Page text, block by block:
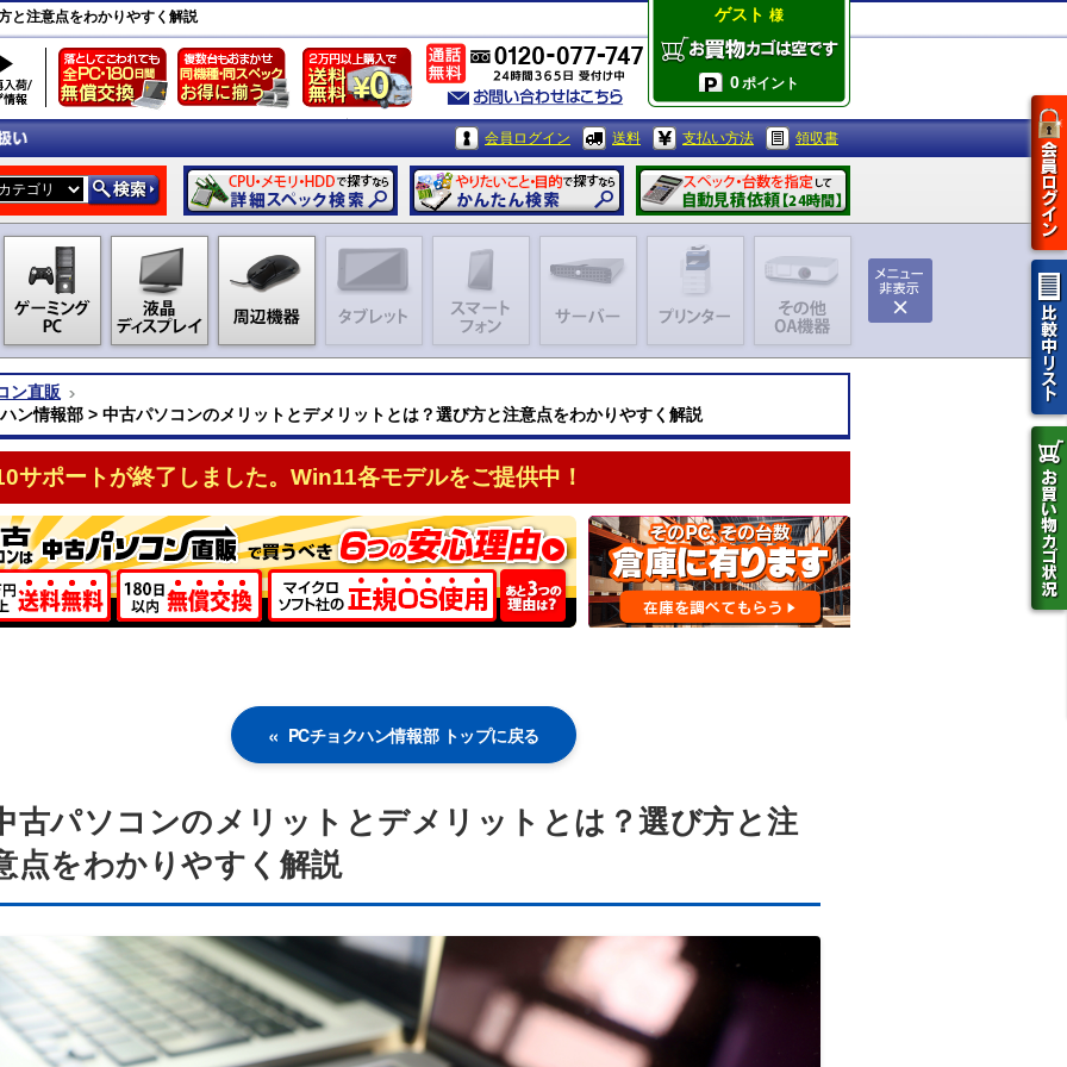
と注意点をわかりやすく解説 ゲスト 様
0ポイント
会員ログイン 送料 支払い方法 領収書
ン直販
ン情報部 > 中古パソコンのメリットとデメリットとは？選び方と注意点をわかりやすく解説
サポートが終了しました。Win11各モデルをご提供中！
PCチョクハン情報部 トップに戻る
古パソコンのメリットとデメリットとは？選び方と注
点をわかりやすく解説